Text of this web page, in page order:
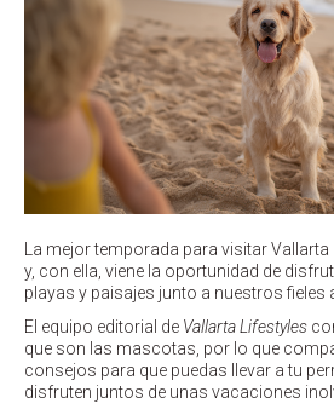
La mejor temporada para visitar
y, con ella, viene la oportunidad de
playas y paisajes junto a nuestros fieles
El equipo editorial de Vallarta Lifestyles
que son las mascotas, por lo que
consejos para que puedas llevar a tu
disfruten juntos de unas vacaciones